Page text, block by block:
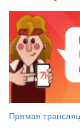
Прямая